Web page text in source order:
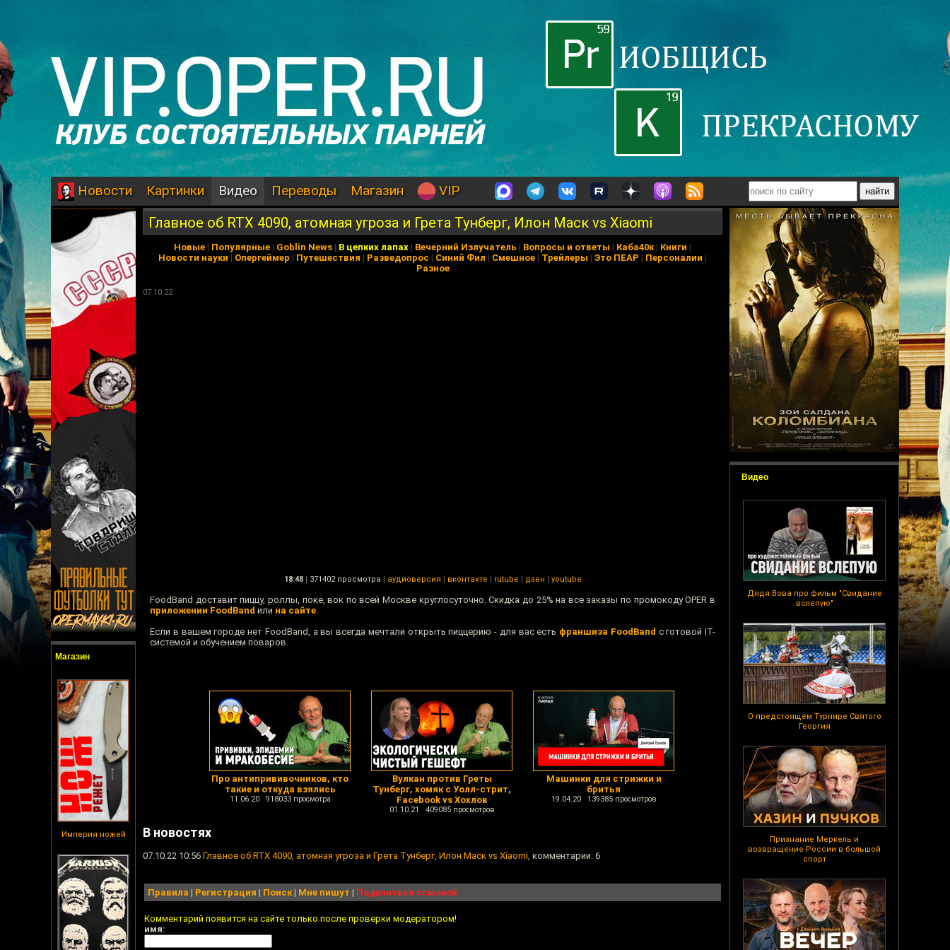
Новости Картинки Видео Переводы Магазин VIP
Магазин
Империя ножей
Видео
Дядя Вова про фильм "Свидание
вслепую"
О предстоящем Турнире Святого
Георгия
Признание Меркель и
возвращение России в большой
спорт
Главное об RTX 4090, атомная угроза и Грета Тунберг, Илон Маск vs Xiaomi
Новые | Популярные | Goblin News | В цепких лапах | Вечерний Излучатель | Вопросы и ответы | Каба40к| Книги |
Новости науки | Опергеймер | Путешествия | Разведопрос | Синий Фил | Смешное | Трейлеры | Это ПЕАР | Персоналии |
Разное
07.10.22
18:48 | 371402 просмотра | аудиоверсия | вконтакте | rutube | дзен | youtube
FoodBand доставит пиццу, роллы, поке, вок по всей Москве круглосуточно. Скидка до 25% на все заказы по промокоду OPER в
приложении FoodBand или на сайте.
Если в вашем городе нет FoodBand, а вы всегда мечтали открыть пиццерию - для вас есть франшиза FoodBand с готовой IT-
системой и обучением поваров.
Про антипрививочников, кто
такие и откуда взялись
11.06.20 918033 просмотра
Вулкан против Греты
Тунберг, хомяк с Уолл-стрит,
Facebook vs Хохлов
01.10.21 409085 просмотров
Машинки для стрижки и
бритья
19.04.20 139385 просмотров
В новостях
07.10.22 10:56 Главное об RTX 4090, атомная угроза и Грета Тунберг, Илон Маск vs Xiaomi, комментарии: 6
Правила | Регистрация | Поиск| Мне пишут | Поделиться ссылкой
Комментарий появится на сайте только после проверки модератором!
имя: